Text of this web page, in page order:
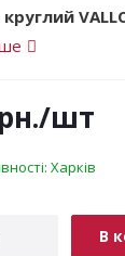
/шт
Харків
В